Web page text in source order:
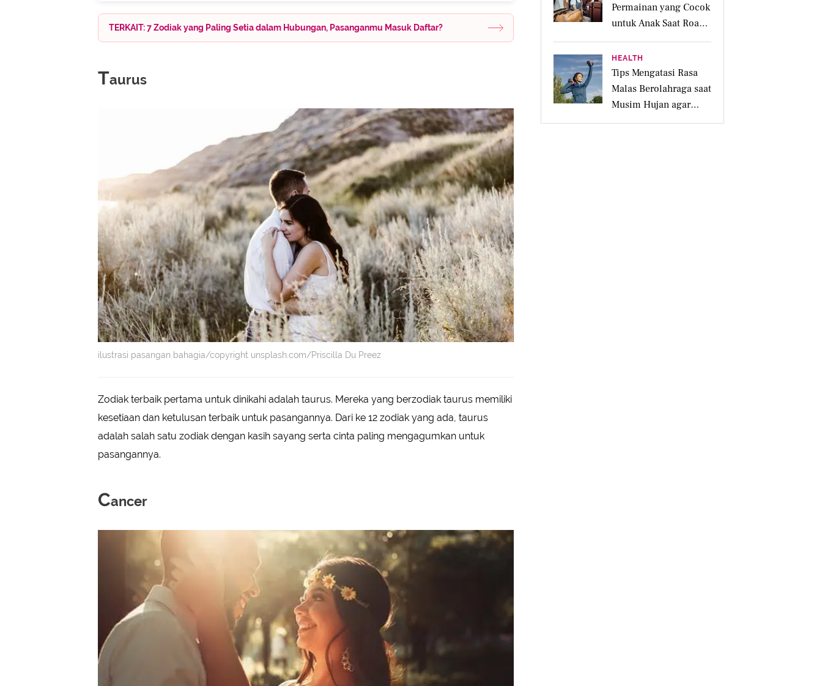
TERKAIT: 7 Zodiak yang Paling Setia dalam Hubungan, Pasanganmu Masuk Daftar?
Taurus
ilustrasi pasangan bahagia/copyright unsplash.com/Priscilla Du Preez
Zodiak terbaik pertama untuk dinikahi adalah taurus. Mereka yang berzodiak taurus memiliki
kesetiaan dan ketulusan terbaik untuk pasangannya. Dari ke 12 zodiak yang ada, taurus
adalah salah satu zodiak dengan kasih sayang serta cinta paling mengagumkan untuk
pasangannya.
Cancer
Permainan yang Cocok
untuk Anak Saat Road
Trip Keluarga
HEALTH
Tips Mengatasi Rasa
Malas Berolahraga saat
Musim Hujan agar
Tubuh Tetap Aktif